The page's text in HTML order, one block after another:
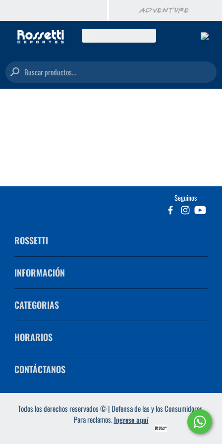
Buscar productos...
Seguinos
ROSSETTI
INFORMACIÓN
CATEGORIAS
HORARIOS
CONTÁCTANOS
Todos los derechos reservados © | Defensa de las y los Consumidores.
Para reclamos.Ingrese aquí